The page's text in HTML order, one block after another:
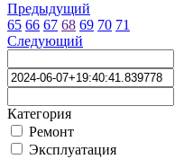
Предыдущий
65 66 67 68 69 70 71
Следующий
Категория
Ремонт
Эксплуатация